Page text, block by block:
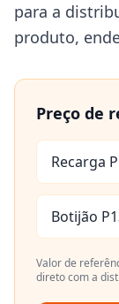
para a
produto,
Preço de
Recarga
Botijão
Valor de
direto com a